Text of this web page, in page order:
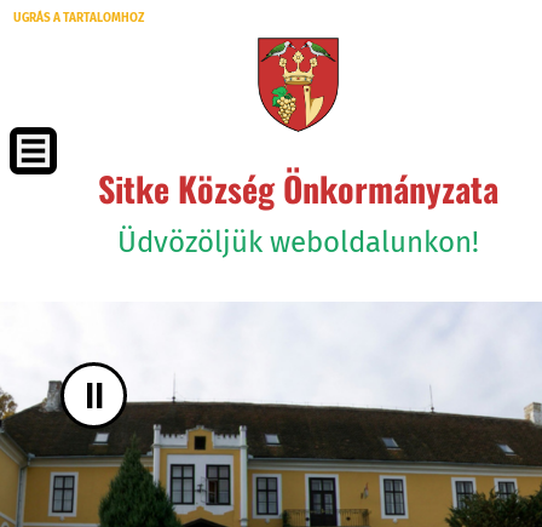
UGRÁS A TARTALOMHOZ
Sitke Község Önkormányzata
Üdvözöljük weboldalunkon!
II